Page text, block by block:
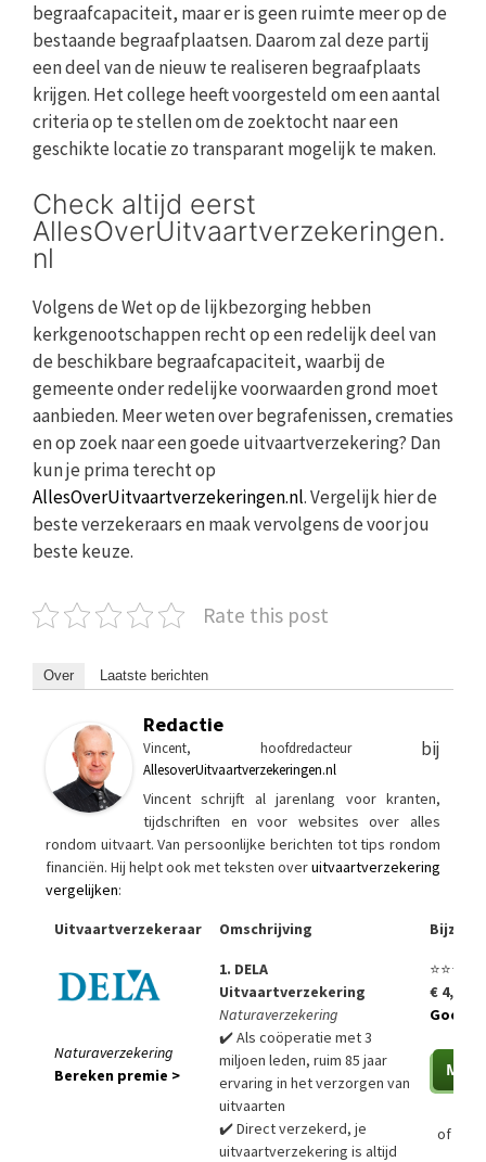
begraafcapaciteit, maar er is geen ruimte meer op de
bestaande begraafplaatsen. Daarom zal deze partij
een deel van de nieuw te realiseren begraafplaats
krijgen. Het college heeft voorgesteld om een aantal
criteria op te stellen om de zoektocht naar een
geschikte locatie zo transparant mogelijk te maken.
Check altijd eerst
AllesOverUitvaartverzekeringen.
nl
Volgens de Wet op de lijkbezorging hebben
kerkgenootschappen recht op een redelijk deel van
de beschikbare begraafcapaciteit, waarbij de
gemeente onder redelijke voorwaarden grond moet
aanbieden. Meer weten over begrafenissen, crematies
en op zoek naar een goede uitvaartverzekering? Dan
kun je prima terecht op
AllesOverUitvaartverzekeringen.nl. Vergelijk hier de
beste verzekeraars en maak vervolgens de voor jou
beste keuze.
Rate this post
Over Laatste berichten
Redactie
Vincent, hoofdredacteurbij
AllesoverUitvaartverzekeringen.nl
Vincent schrijft al jarenlang voor kranten,
tijdschriften en voor websites over alles
rondom uitvaart. Van persoonlijke berichten tot tips rondom
financiën. Hij helpt ook met teksten overuitvaartverzekering
vergelijken:
Uitvaartverzekeraar
Omschrijving
Naturaverzekering
Bereken premie >
1. DELA
Uitvaartverzekering
Naturaverzekering
✔️ Als coöperatie met 3
miljoen leden, ruim 85 jaar
ervaring in het verzorgen van
uitvaarten
✔️ Direct verzekerd, je
uitvaartverzekering is altijd
⭐⭐⭐⭐⭐
€ 4,99
of